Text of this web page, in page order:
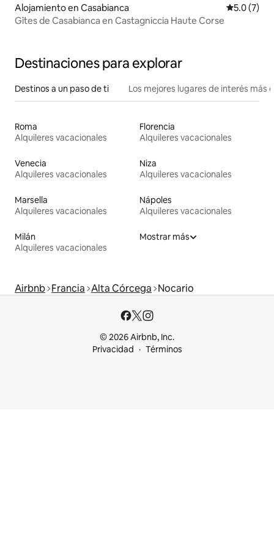
Alojamiento en Casabianca
5.0 (7)
Gîtes de Casabianca en Castagniccia Haute Corse
Destinaciones para explorar
Destinos a un paso de ti Los mejores lugares de interés más
Roma
Alquileres vacacionales
Florencia
Alquileres vacacionales
Venecia
Alquileres vacacionales
Niza
Alquileres vacacionales
Marsella
Alquileres vacacionales
Nápoles
Alquileres vacacionales
Milán
Alquileres vacacionales
Mostrar más
Airbnb Francia Alta Córcega Nocario
© 2026 Airbnb, Inc.
Privacidad
Términos